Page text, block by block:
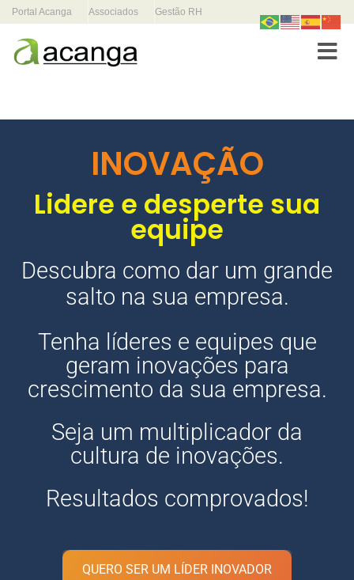
Portal Acanga Associados Gestão RH
INOVAÇÃO
Lidere e desperte sua
equipe
Descubra como dar um grande
salto na sua empresa.
Tenha líderes e equipes que
geram inovações para
crescimento da sua empresa.
Seja um multiplicador da
cultura de inovações.
Resultados comprovados!
QUERO SER UM LÍDER INOVADOR